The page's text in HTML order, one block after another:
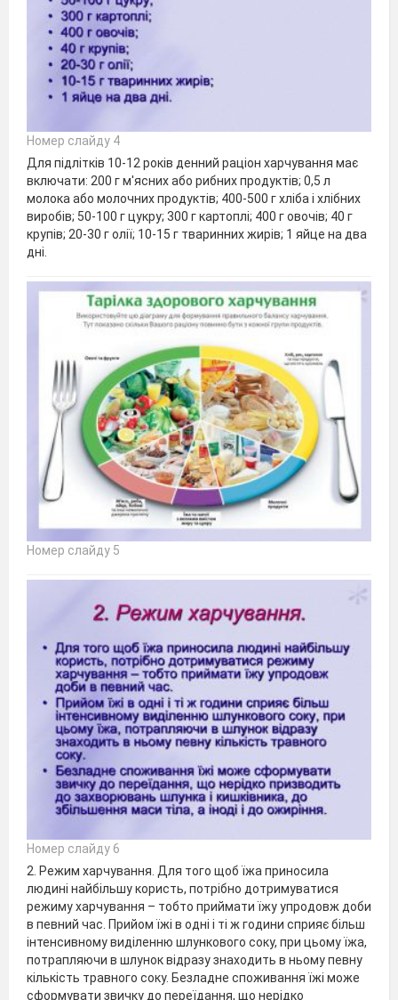
Номер слайду 4
Для підлітків 10-12 років денний раціон харчування має
включати: 200 г м'ясних або рибних продуктів; 0,5 л
молока або молочних продуктів; 400-500 г хліба і хлібних
виробів; 50-100 г цукру; 300 г картоплі; 400 г овочів; 40 г
крупів; 20-30 г олії; 10-15 г тваринних жирів; 1 яйце на два
дні.
Номер слайду 5
Номер слайду 6
2. Режим харчування. Для того щоб їжа приносила
людині найбільшу користь, потрібно дотримуватися
режиму харчування – тобто приймати їжу упродовж доби
в певний час. Прийом їжі в одні і ті ж години сприяє більш
інтенсивному виділенню шлункового соку, при цьому їжа,
потрапляючи в шлунок відразу знаходить в ньому певну
кількість травного соку. Безладне споживання їжі може
сформувати звичку до переїдання, що нерідко